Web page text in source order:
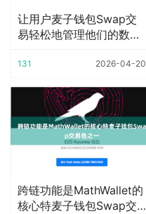
让用户麦子钱包Swap交
易轻松地管理他们的数字
131 2026-04-20
跨链功能是MathWallet的
核心特麦子钱包Swap交